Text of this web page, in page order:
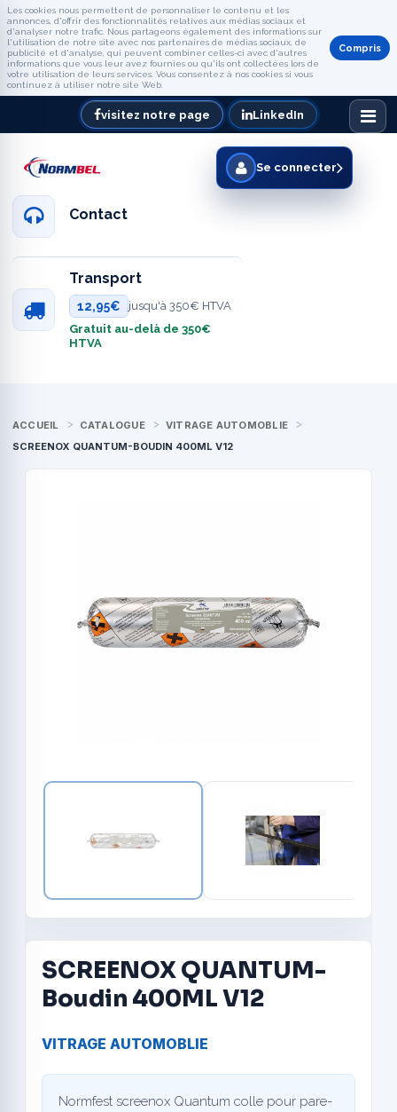
Les cookies nous permettent de personnaliser le contenu et les
annonces, d'offrir des fonctionnalités relatives aux médias sociaux et
d'analyser notre trafic. Nous partageons également des informations sur
l'utilisation de notre site avec nos partenaires de médias sociaux, de
publicité et d'analyse, qui peuvent combiner celles-ci avec d'autres
informations que vous leur avez fournies ou qu'ils ont collectées lors de
votre utilisation de leurs services. Vous consentez à nos cookies si vous
continuez à utiliser notre site Web.
Compris
visitez notre page LinkedIn
Contact
Transport
12,95€
jusqu'à 350€ HTVA
Gratuit au-delà de 350€
HTVA
Se connecter
ACCUEIL CATALOGUE
VITRAGE AUTOMOBLIE
SCREENOX QUANTUM-BOUDIN 400ML V12
SCREENOX QUANTUM-
Boudin 400ML V12
VITRAGE AUTOMOBLIE
Normfest screenox Quantum colle pour pare-